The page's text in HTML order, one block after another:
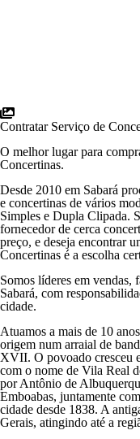
Contratar Serviço de
O melhor lugar para
Concertinas.
Desde 2010 em Sabará
e concertinas de vários
Simples e Dupla Clipada.
fornecedor de cerca
preço, e deseja encontrar
Concertinas é a escolha
Somos líderes em vendas,
Sabará, com
cidade.
Atuamos a mais de 10
origem num arraial de
XVII. O povoado cresceu
com o nome de Vila Real
por Antônio de
Emboabas, juntamente
cidade desde 1838. A
Gerais, atingindo até a